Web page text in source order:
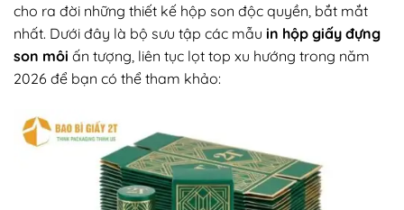
cho ra đời những thiết kế hộp son độc quyền, bắt mắt
nhất. Dưới đây là bộ sưu tập các mẫu in hộp giấy đựng
son môi ấn tượng, liên tục lọt top xu hướng trong năm
2026 để bạn có thể tham khảo: